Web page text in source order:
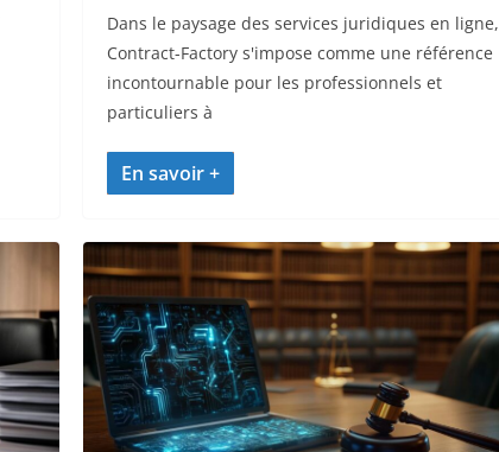
Dans le paysage des services juridiques en ligne,
Contract-Factory s'impose comme une référence
incontournable pour les professionnels et
particuliers à